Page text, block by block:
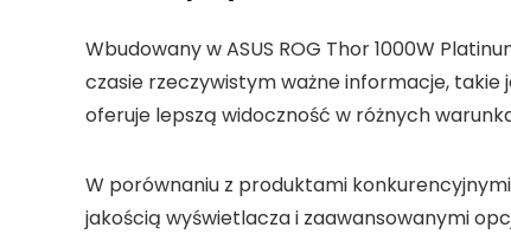
Wbudowany w ASUS ROG Thor 1000W
czasie rzeczywistym ważne informacje, takie
oferuje lepszą widoczność w różnych
W porównaniu z produktami konkurencyjnymi,
jakością wyświetlacza i zaawansowanymi